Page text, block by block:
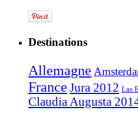
Destinations
Allemagne
France Jura 2012 Las
Claudia Augusta